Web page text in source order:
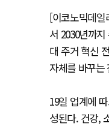
[이코노믹데
서 2030년까
대 주거 혁신
자체를 바꾸는
19일 업계에
성된다. 건강,